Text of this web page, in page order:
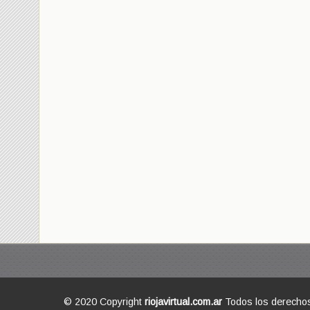
© 2020 Copyright riojavirtual.com.ar Todos los